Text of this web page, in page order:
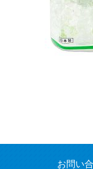
お問い